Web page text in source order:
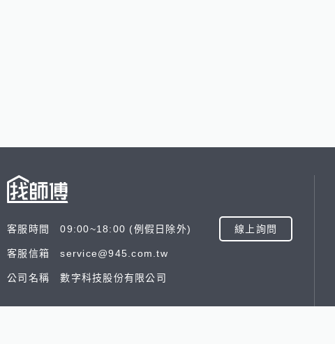
客服時間 09:00~18:00 (例假日除外) 線上詢問
客服信箱 service@945.com.tw
公司名稱 數字科技股份有限公司